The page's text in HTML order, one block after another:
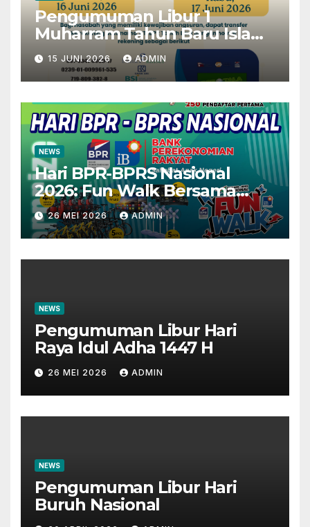
Pengumuman Libur 1
Muharram Tahun Baru Islam
1448H
15 JUNI 2026 ADMIN
NEWS
Hari BPR-BPRS Nasional
2026: Fun Walk Bersama
Masyarakat dan Insan
Perbankan
26 MEI 2026 ADMIN
NEWS
Pengumuman Libur Hari
Raya Idul Adha 1447 H
26 MEI 2026 ADMIN
NEWS
Pengumuman Libur Hari
Buruh Nasional